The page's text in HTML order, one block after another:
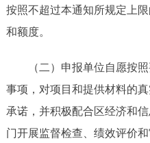
按照不超过本通知所规定上
和额度。
（二） 申报单位自愿按
事项，对项目和提供材料的
承诺，并积极配合区经济和
门开展监督检查、绩效评价和